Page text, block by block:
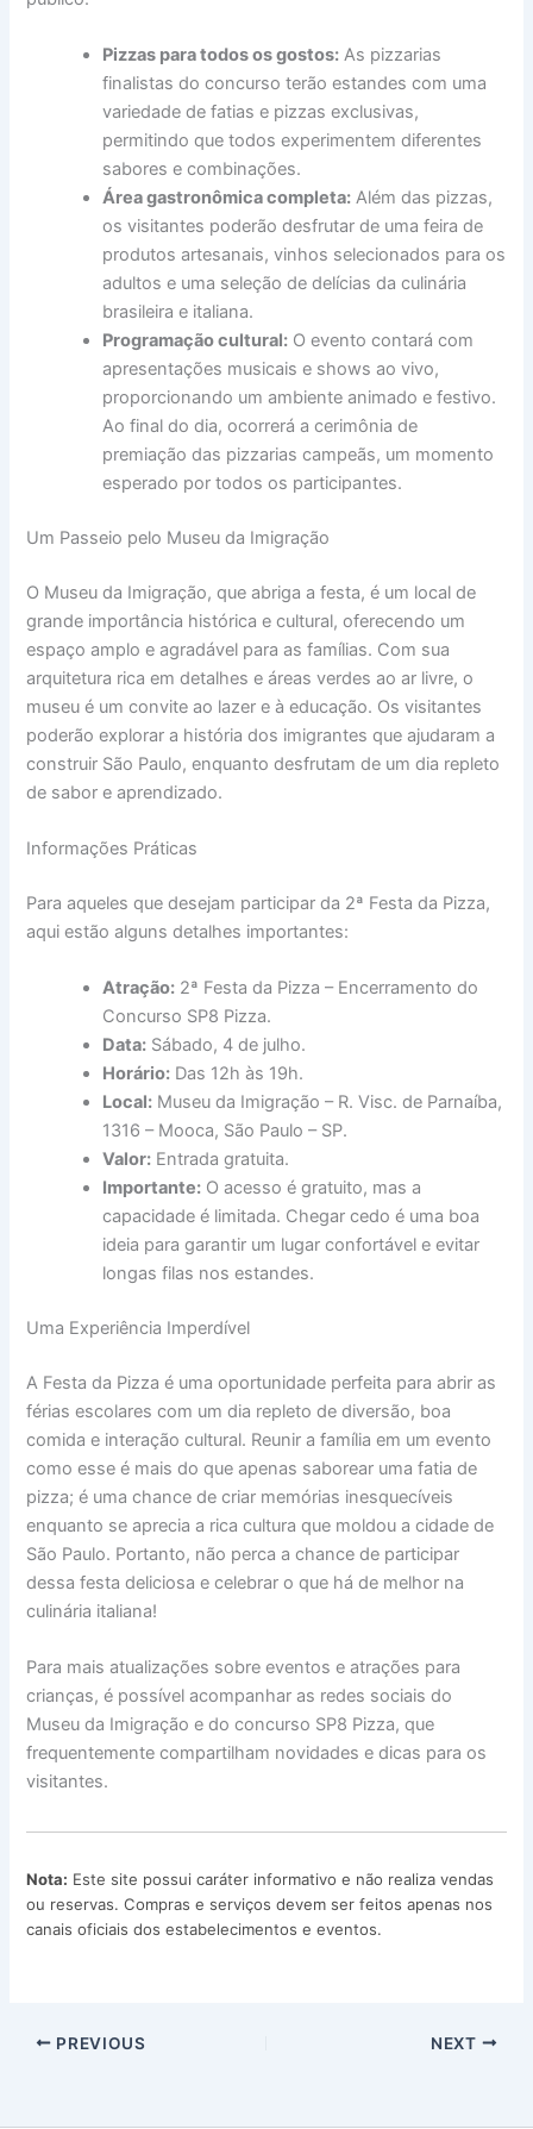
Pizzas para todos os gostos: As pizzarias
finalistas do concurso terão estandes com uma
variedade de fatias e pizzas exclusivas,
permitindo que todos experimentem diferentes
sabores e combinações.
Área gastronômica completa: Além das pizzas,
os visitantes poderão desfrutar de uma feira de
produtos artesanais, vinhos selecionados para os
adultos e uma seleção de delícias da culinária
brasileira e italiana.
Programação cultural: O evento contará com
apresentações musicais e shows ao vivo,
proporcionando um ambiente animado e festivo.
Ao final do dia, ocorrerá a cerimônia de
premiação das pizzarias campeãs, um momento
esperado por todos os participantes.
Um Passeio pelo Museu da Imigração
O Museu da Imigração, que abriga a festa, é um local de
grande importância histórica e cultural, oferecendo um
espaço amplo e agradável para as famílias. Com sua
arquitetura rica em detalhes e áreas verdes ao ar livre, o
museu é um convite ao lazer e à educação. Os visitantes
poderão explorar a história dos imigrantes que ajudaram a
construir São Paulo, enquanto desfrutam de um dia repleto
de sabor e aprendizado.
Informações Práticas
Para aqueles que desejam participar da 2ª Festa da Pizza,
aqui estão alguns detalhes importantes:
Atração: 2ª Festa da Pizza – Encerramento do
Concurso SP8 Pizza.
Data: Sábado, 4 de julho.
Horário: Das 12h às 19h.
Local: Museu da Imigração – R. Visc. de Parnaíba,
1316 – Mooca, São Paulo – SP.
Valor: Entrada gratuita.
Importante: O acesso é gratuito, mas a
capacidade é limitada. Chegar cedo é uma boa
ideia para garantir um lugar confortável e evitar
longas filas nos estandes.
Uma Experiência Imperdível
A Festa da Pizza é uma oportunidade perfeita para abrir as
férias escolares com um dia repleto de diversão, boa
comida e interação cultural. Reunir a família em um evento
como esse é mais do que apenas saborear uma fatia de
pizza; é uma chance de criar memórias inesquecíveis
enquanto se aprecia a rica cultura que moldou a cidade de
São Paulo. Portanto, não perca a chance de participar
dessa festa deliciosa e celebrar o que há de melhor na
culinária italiana!
Para mais atualizações sobre eventos e atrações para
crianças, é possível acompanhar as redes sociais do
Museu da Imigração e do concurso SP8 Pizza, que
frequentemente compartilham novidades e dicas para os
visitantes.
Nota: Este site possui caráter informativo e não realiza vendas
ou reservas. Compras e serviços devem ser feitos apenas nos
canais oficiais dos estabelecimentos e eventos.
PREVIOUS NEXT